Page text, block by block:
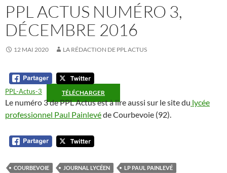
PPL ACTUS NUMÉRO 3,
DÉCEMBRE 2016
12 MAI 2020 LA RÉDACTION DE PPL ACTUS
PPL-Actus-3 TÉLÉCHARGER
Le numéro 3 de PPL Actus est à lire aussi sur le site du lycée
professionnel Paul Painlevéde Courbevoie (92).
COURBEVOIE JOURNAL LYCÉEN
LP PAUL PAINLEVÉ